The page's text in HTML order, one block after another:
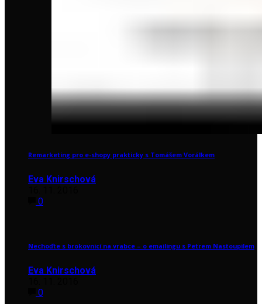
Remarketing pro e-shopy prakticky s Tomášem Vorálkem
Eva Knirschová
0
Nechoďte s brokovnicí na vrabce – o emailingu s Petrem Nastoupilem
Eva Knirschová
0